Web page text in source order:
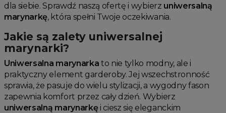
dla siebie. Sprawdź naszą ofertę i wybierz uniwersalną
marynarkę, która spełni Twoje oczekiwania.
Jakie są zalety uniwersalnej
marynarki?
Uniwersalna marynarka to nie tylko modny, ale i
praktyczny element garderoby. Jej wszechstronność
sprawia, że pasuje do wielu stylizacji, a wygodny fason
zapewnia komfort przez cały dzień. Wybierz
uniwersalną marynarkęi ciesz się eleganckim